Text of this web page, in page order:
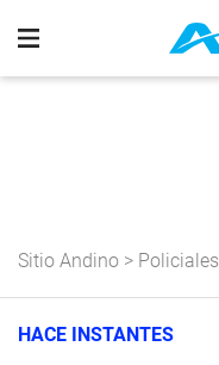
Sitio Andino > Policiales
HACE INSTANTES